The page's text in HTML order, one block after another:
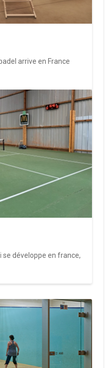
arrive en France
se développe en france,